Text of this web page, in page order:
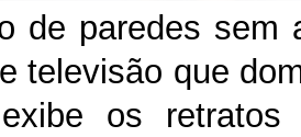
de paredes sem
televisão que
os retratos